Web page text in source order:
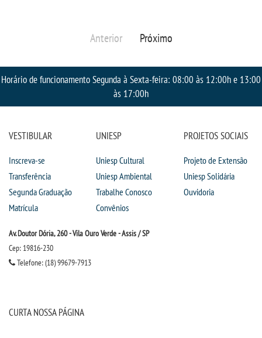
Anterior Próximo
Horário de funcionamento Segunda à Sexta-feira: 08:00 às 12:00h e 13:00
às 17:00h
VESTIBULAR
Inscreva-se
Transferência
Segunda Graduação
Matrícula
UNIESP
Uniesp Cultural
Uniesp Ambiental
Trabalhe Conosco
Convênios
PROJETOS SOCIAIS
Projeto de Extensão
Uniesp Solidária
Ouvidoria
Av. Doutor Dória, 260 - Vila Ouro Verde - Assis / SP
Cep: 19816-230
Telefone: (18) 99679-7913
CURTA NOSSA PÁGINA